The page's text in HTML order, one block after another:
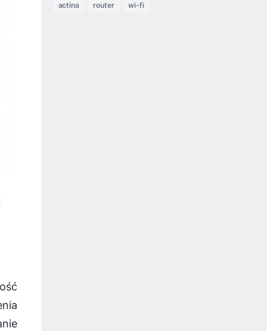
actina router wi-fi